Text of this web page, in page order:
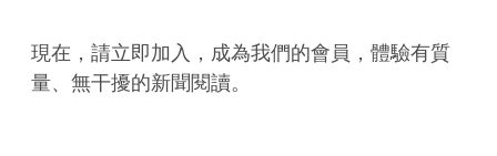
現在，請立即加入，成為我們的會員，體驗有質
量、無干擾的新聞閱讀。